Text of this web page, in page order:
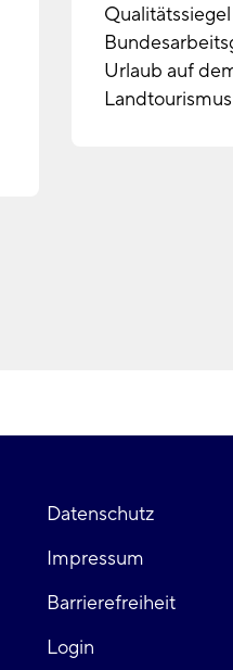
Urlaub auf
Fußzeile
links
Datenschutz
Impressum
Barrierefreiheit
Login